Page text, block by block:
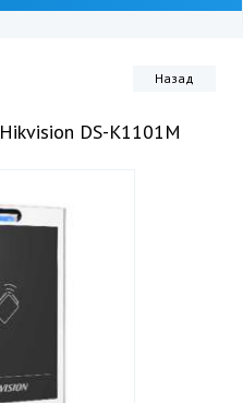
Назад
DS-K1101M